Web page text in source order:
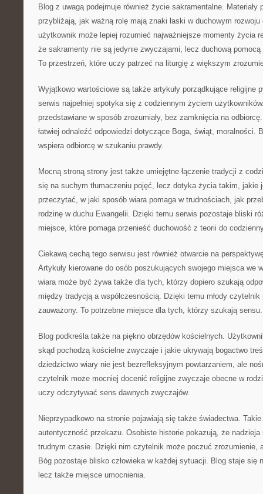
Blog z uwagą podejmuje również życie sakramentalne. Materiały
przybliżają, jak ważną rolę mają znaki łaski w duchowym rozwoju
użytkownik może lepiej rozumieć najważniejsze momenty życia
że sakramenty nie są jedynie zwyczajami, lecz duchową
To przestrzeń, które uczy patrzeć na liturgię z większym
Wyjątkowo wartościowe są także artykuły porządkujące religijne
serwis najpełniej spotyka się z codziennym życiem
przedstawiane w sposób zrozumiały, bez zamknięcia na
łatwiej odnaleźć odpowiedzi dotyczące Boga, świąt, moralności.
wspiera odbiorcę w szukaniu prawdy.
Mocną stroną strony jest także umiejętne łączenie tradycji z
się na suchym tłumaczeniu pojęć, lecz dotyka życia takim, jakie
przeczytać, w jaki sposób wiara pomaga w trudnościach, jak
rodzinę w duchu Ewangelii. Dzięki temu serwis pozostaje bliski
miejsce, które pomaga przenieść duchowość z teorii do
Ciekawą cechą tego serwisu jest również otwarcie na
Artykuły kierowane do osób poszukujących swojego miejsca we
wiara może być żywa także dla tych, którzy dopiero szukają
między tradycją a współczesnością. Dzięki temu młody
zauważony. To potrzebne miejsce dla tych, którzy szukają sensu.
Blog podkreśla także na piękno obrzędów kościelnych.
skąd pochodzą kościelne zwyczaje i jakie ukrywają bogactwo
dziedzictwo wiary nie jest bezrefleksyjnym powtarzaniem, ale
czytelnik może mocniej docenić religijne zwyczaje obecne w
uczy odczytywać sens dawnych zwyczajów.
Nieprzypadkowo na stronie pojawiają się także świadectwa. Takie
autentyczność przekazu. Osobiste historie pokazują, że
trudnym czasie. Dzięki nim czytelnik może poczuć zrozumienie,
Bóg pozostaje blisko człowieka w każdej sytuacji. Blog staje się
lecz także miejsce umocnienia.